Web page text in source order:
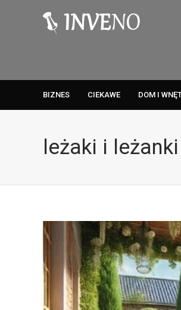
BIZNES CIEKAWE DOM I
leżaki i